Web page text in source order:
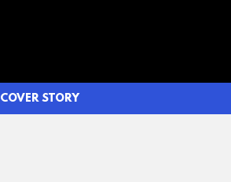
COVER STORY